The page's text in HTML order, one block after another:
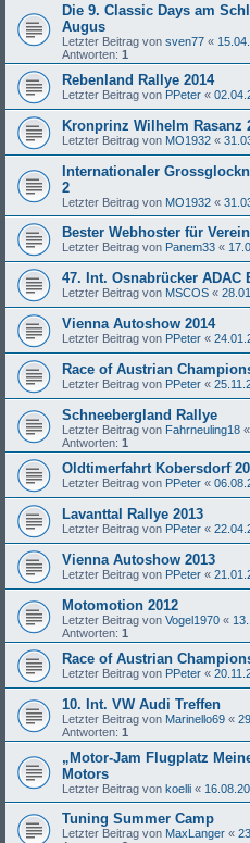
Die 9. Classic Days am
Augus
Letzter Beitrag von sven77 «
Antworten: 1
Rebenland Rallye 2014
Letzter Beitrag von PPeter «
Kronprinz Wilhelm Rasanz
Letzter Beitrag von MO1932 «
Internationaler
2
Letzter Beitrag von MO1932 «
Bester Webhoster für
Letzter Beitrag von Panem33 «
47. Int. Osnabrücker ADAC
Letzter Beitrag von MSCOS «
Vienna Autoshow 2014
Letzter Beitrag von PPeter «
Race of Austrian
Letzter Beitrag von PPeter «
Schneebergland Rallye
Letzter Beitrag von Fahrneuling18 «
Antworten: 1
Oldtimerfahrt Kobersdorf
Letzter Beitrag von PPeter «
Lavanttal Rallye 2013
Letzter Beitrag von PPeter «
Vienna Autoshow 2013
Letzter Beitrag von PPeter «
Motomotion 2012
Letzter Beitrag von Vogel1970 «
Antworten: 1
Race of Austrian
Letzter Beitrag von PPeter «
10. Int. VW Audi Treffen
Letzter Beitrag von Marinello69 «
Antworten: 1
„Motor-Jam Flugplatz
Motors
Letzter Beitrag von koelli «
Tuning Summer Camp
Letzter Beitrag von MaxLanger «